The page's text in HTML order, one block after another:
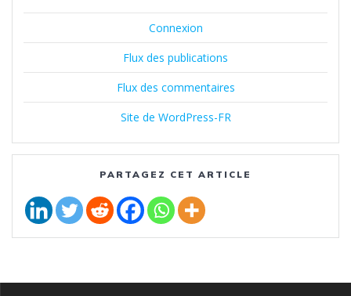
Connexion
Flux des publications
Flux des commentaires
Site de WordPress-FR
PARTAGEZ CET ARTICLE